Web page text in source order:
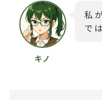
私
で